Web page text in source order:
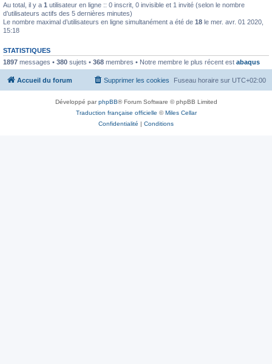
Au total, il y a 1 utilisateur en ligne :: 0 inscrit, 0 invisible et 1 invité (selon le nombre
d’utilisateurs actifs des 5 dernières minutes)
Le nombre maximal d’utilisateurs en ligne simultanément a été de 18 le mer. avr. 01 2020,
15:18
STATISTIQUES
1897 messages • 380 sujets • 368 membres • Notre membre le plus récent est abaqus
Accueil du forum Fuseau horaire sur UTC+02:00
Supprimer les cookies
Développé parphpBB® Forum Software © phpBB Limited
Traduction française officielle ©Miles Cellar
Confidentialité | Conditions